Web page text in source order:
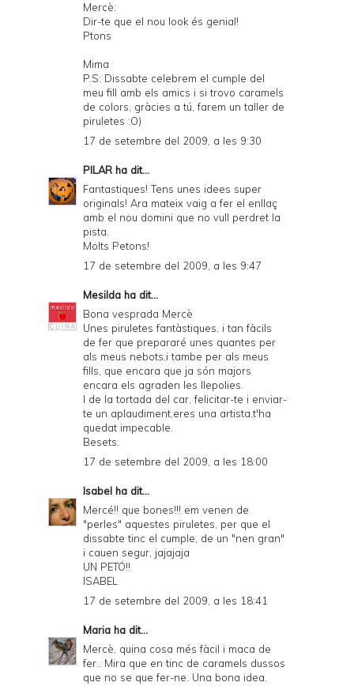
Mercè:
Dir-te que el nou look és genial!
Ptons
Mima
P.S: Dissabte celebrem el cumple del
meu fill amb els amics i si trovo caramels
de colors, gràcies a tú, farem un taller de
piruletes :O)
17 de setembre del 2009, a les 9:30
PILAR ha dit...
Fantastiques! Tens unes idees super
originals! Ara mateix vaig a fer el enllaç
amb el nou domini que no vull perdret la
pista.
Molts Petons!
17 de setembre del 2009, a les 9:47
Mesilda ha dit...
Bona vesprada Mercè
Unes piruletes fantàstiques, i tan fàcils
de fer que prepararé unes quantes per
als meus nebots,i tambe per als meus
fills, que encara que ja són majors
encara els agraden les llepolies.
I de la tortada del car, felicitar-te i enviar-
te un aplaudiment,eres una artista,t'ha
quedat impecable.
Besets.
17 de setembre del 2009, a les 18:00
Isabel ha dit...
Mercé!! que bones!!! em venen de
"perles" aquestes piruletes, per que el
dissabte tinc el cumple, de un "nen gran"
i cauen segur, jajajaja
UN PETÓ!!
ISABEL
17 de setembre del 2009, a les 18:41
Maria ha dit...
Mercè, quina cosa més fàcil i maca de
fer.. Mira que en tinc de caramels dussos
que no se que fer-ne. Una bona idea.